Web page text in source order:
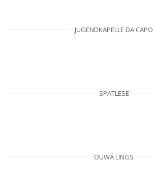
JUGENDKAPELLE DA CAPO
SPÄTLESE
OUWÄ LINGS